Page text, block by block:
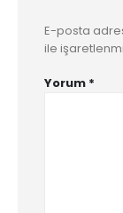
E-posta
ile
Yorum *